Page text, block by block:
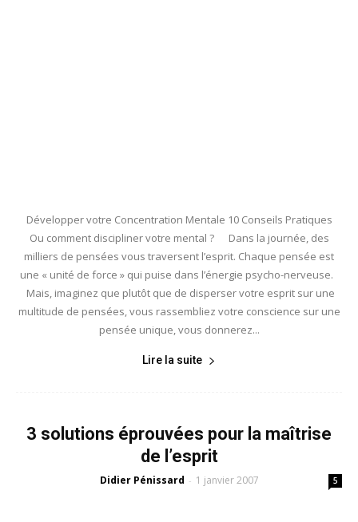
Développer votre Concentration Mentale 10 Conseils Pratiques
Ou comment discipliner votre mental ? Dans la journée, des
milliers de pensées vous traversent l’esprit. Chaque pensée est
une « unité de force » qui puise dans l’énergie psycho-nerveuse.
Mais, imaginez que plutôt que de disperser votre esprit sur une
multitude de pensées, vous rassembliez votre conscience sur une
pensée unique, vous donnerez...
Lire la suite
3 solutions éprouvées pour la maîtrise
de l’esprit
Didier Pénissard - 1 janvier 2007 5